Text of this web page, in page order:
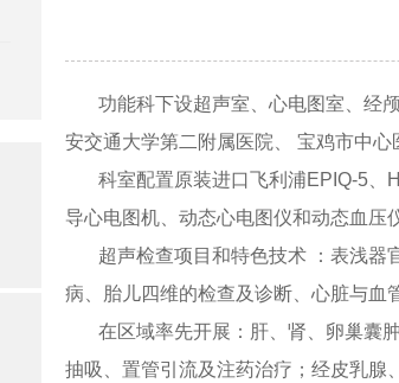
功能科下设超声室、心电图室、经颅
安交通大学第二附属医院、 宝鸡市中心
科室配置原装进口飞利浦EPIQ-5、
导心电图机、动态心电图仪和动态血压
超声检查项目和特色技术 ：表浅器
病、胎儿四维的检查及诊断、心脏与血
在区域率先开展：肝、肾、卵巢囊肿
抽吸、置管引流及注药治疗；经皮乳腺